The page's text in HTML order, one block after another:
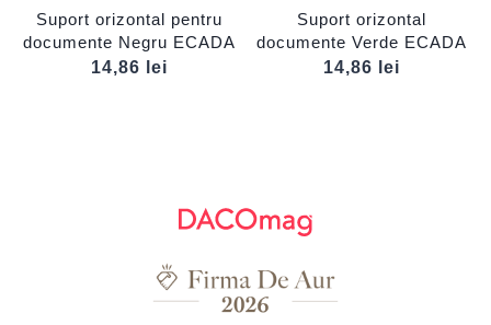
Suport orizontal pentru
documente Negru ECADA
14,86
lei
Suport orizontal
documente Verde ECADA
14,86
lei